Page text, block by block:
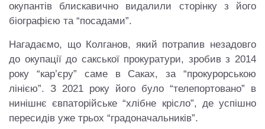
окупантів блискавично видалили сторінку з його
біографією та “посадами”.
Нагадаємо, що Колганов, який потрапив незадовго
до окупації до сакської прокуратури, зробив з 2014
року “кар’єру” саме в Саках, за “прокурорською
лінією”. З 2021 року його було “телепортовано” в
нинішнє євпаторійське “хлібне крісло”, де успішно
пересидів уже трьох “градоначальників”.